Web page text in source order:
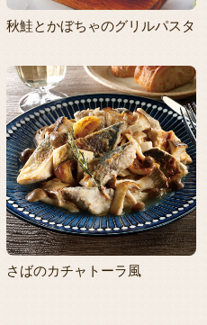
秋鮭とかぼちゃのグリルパスタ
さばのカチャトーラ風